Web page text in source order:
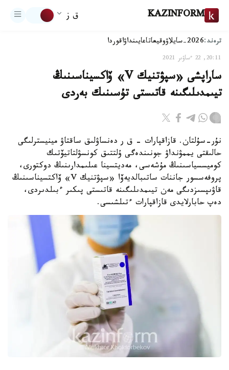
KAZINFORM ق ز
ترەند:2026-سايلاۋ وقيعاتاعايىنداۋاقوردا
20:11, 22 ءساۋىر 2021
ساراپشى «سپۋتنيك V» ۆاكسيناسىنىڭ
تيىمدىلىگىنە قاتىستى تۇسىنىك بەردى
نۇر-سۇلتان. قازاقپارات - ق ر دەنساۋلىق ساقتاۋ مينيسترلىگى
حالىقتى يممۋنداۋ جونىندەگى ۇلتتىق كونسۋلتاتيۆتىك
كوميسسياسىنىڭ مۇشەسى، مەديتسينا عىلىمدارىنىڭ دوكتورى،
پروفەسسور جاننات ساتىبالديەۆا «سپۋتنيك V» ۆاكتسيناسىنىڭ
قاۋىپسىزدىگى مەن تيىمدىلىگىنە قاتىستى پىكىر ءبىلدىردى،
دەپ حابارلايدى قازاقپارات ءتىلشىسى.